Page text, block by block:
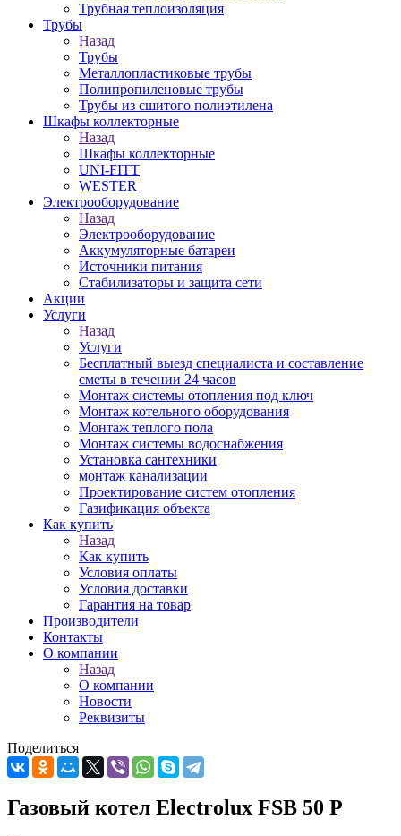
Трубная теплоизоляция
Трубы
Назад
Трубы
Металлопластиковые трубы
Полипропиленовые трубы
Трубы из сшитого полиэтилена
Шкафы коллекторные
Назад
Шкафы коллекторные
UNI-FITT
WESTER
Электрооборудование
Назад
Электрооборудование
Аккумуляторные батареи
Источники питания
Стабилизаторы и защита сети
Акции
Услуги
Назад
Услуги
Бесплатный выезд специалиста и составление
сметы в течении 24 часов
Монтаж системы отопления под ключ
Монтаж котельного оборудования
Монтаж теплого пола
Монтаж системы водоснабжения
Установка сантехники
монтаж канализации
Проектирование систем отопления
Газификация объекта
Как купить
Назад
Как купить
Условия оплаты
Условия доставки
Гарантия на товар
Производители
Контакты
О компании
Назад
О компании
Новости
Реквизиты
Поделиться
Газовый котел Electrolux FSB 50 P